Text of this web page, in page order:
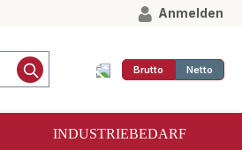
Anmelden
Brutto Netto
INDUSTRIEBEDARF